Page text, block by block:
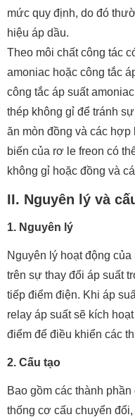
mức quy định, do đó
hiệu áp dầu.
Theo môi chất công tác
amoniac hoặc công tắc
công tắc áp suất
thép không gỉ để tránh
ăn mòn đồng và các hợp
biến của rơ le freon có
không gỉ hoặc đồng và
II. Nguyên lý và
1. Nguyên lý
Nguyên lý hoạt động
trên sự thay đổi áp suất
tiếp điểm điện. Khi áp
relay áp suất sẽ kích
điểm để điều khiển các
2. Cấu tạo
Bao gồm các thành
thống cơ cấu chuyển